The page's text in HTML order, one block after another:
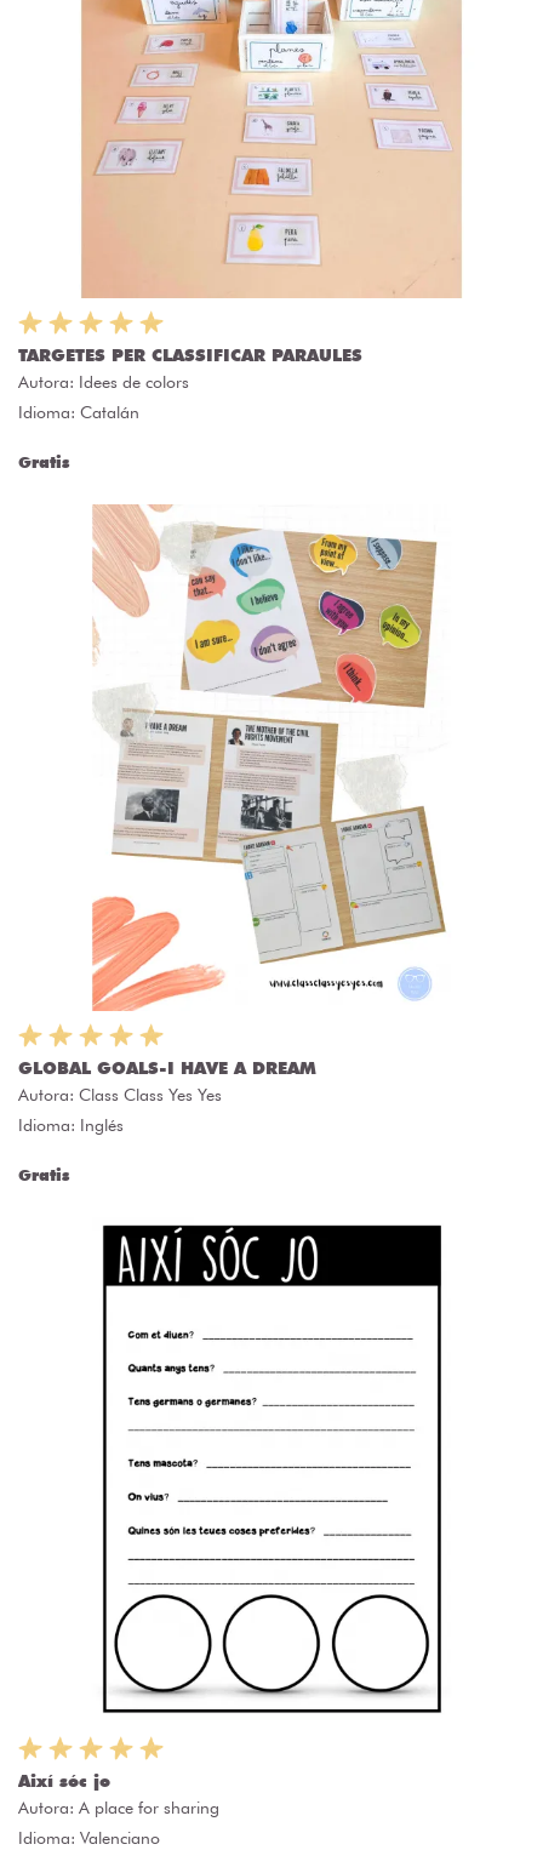
TARGETES PER CLASSIFICAR PARAULES
Autora: Idees de colors
Idioma: Catalán
Gratis
GLOBAL GOALS-I HAVE A DREAM
Autora: Class Class Yes Yes
Idioma: Inglés
Gratis
Així sóc jo
Autora: A place for sharing
Idioma: Valenciano